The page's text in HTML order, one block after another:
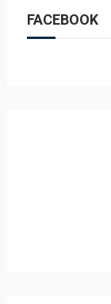
FACEBOOK